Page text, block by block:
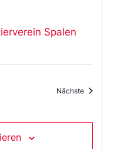
Spalen
Nächste